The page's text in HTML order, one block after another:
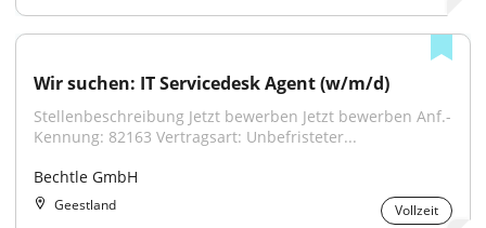
Wir suchen: IT Servicedesk Agent (w/m/d)
Stellenbeschreibung Jetzt bewerben Jetzt bewerben Anf.-
Kennung: 82163 Vertragsart: Unbefristeter...
Bechtle GmbH
Geestland Vollzeit